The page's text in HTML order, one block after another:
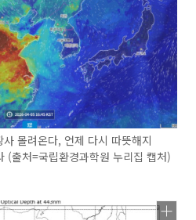
몰려온다, 언제 다시 따뜻해지
출처=국립환경과학원 누리집 캡처)